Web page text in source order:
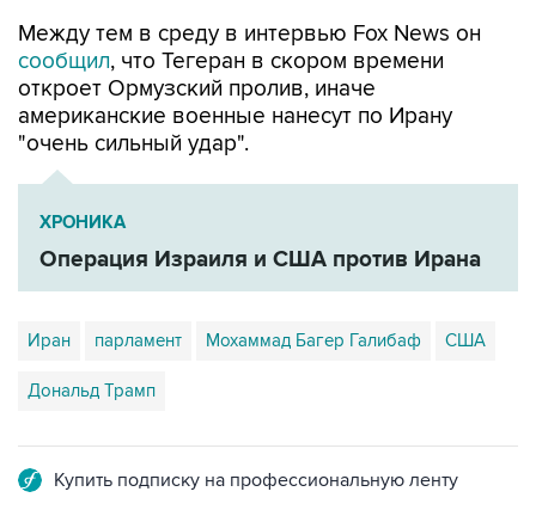
Между тем в среду в интервью Fox News он
сообщил, что Тегеран в скором времени
откроет Ормузский пролив, иначе
американские военные нанесут по Ирану
"очень сильный удар".
ХРОНИКА
Операция Израиля и США против Ирана
Иран парламент Мохаммад Багер Галибаф США
Дональд Трамп
Купить подписку на профессиональную ленту